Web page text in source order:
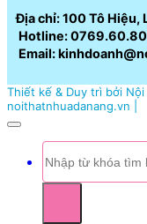
Địa chỉ: 100 Tô Hiệu,
Hotline:
Email:
Thiết kế & Duy trì bởi Nội
noithatnhuadanang.vn |
Tìm
kiếm: